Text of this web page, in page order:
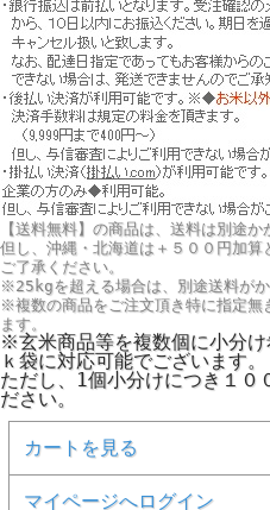
【送料無料】の商品は、送料は別途か
但し、 沖縄・北海道は＋５００円加算
ご了承ください。
※25kgを超える場合は、別途送料がか
※複数の商品をご注文頂き特に指定無
ます。
※玄米商品等を複数個に小分
ｋ袋に対応可能でございます。
ただし、1個小分けにつき１０
ださい。
カートを見る
マイページへログイン